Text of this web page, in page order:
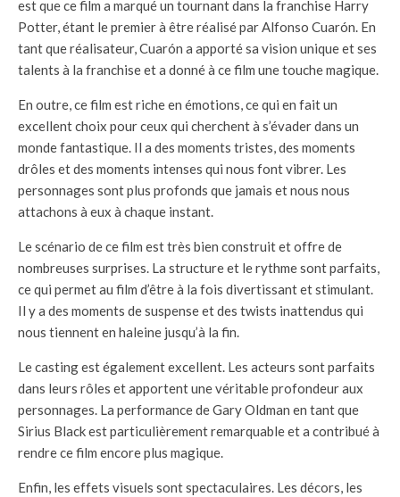
est que ce film a marqué un tournant dans la franchise Harry
Potter, étant le premier à être réalisé par Alfonso Cuarón. En
tant que réalisateur, Cuarón a apporté sa vision unique et ses
talents à la franchise et a donné à ce film une touche magique.
En outre, ce film est riche en émotions, ce qui en fait un
excellent choix pour ceux qui cherchent à s’évader dans un
monde fantastique. Il a des moments tristes, des moments
drôles et des moments intenses qui nous font vibrer. Les
personnages sont plus profonds que jamais et nous nous
attachons à eux à chaque instant.
Le scénario de ce film est très bien construit et offre de
nombreuses surprises. La structure et le rythme sont parfaits,
ce qui permet au film d’être à la fois divertissant et stimulant.
Il y a des moments de suspense et des twists inattendus qui
nous tiennent en haleine jusqu’à la fin.
Le casting est également excellent. Les acteurs sont parfaits
dans leurs rôles et apportent une véritable profondeur aux
personnages. La performance de Gary Oldman en tant que
Sirius Black est particulièrement remarquable et a contribué à
rendre ce film encore plus magique.
Enfin, les effets visuels sont spectaculaires. Les décors, les